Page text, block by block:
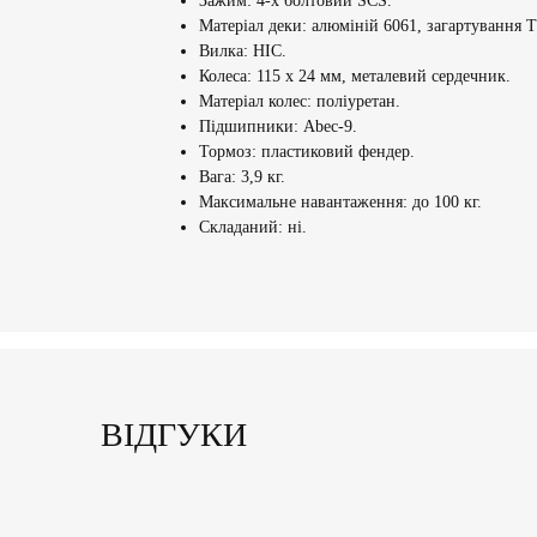
Матеріал деки: алюміній 6061, загартування
Вилка: HIC.
Колеса: 115 х 24 мм, металевий сердечник.
Матеріал колес: поліуретан.
Підшипники: Abec-9.
Тормоз: пластиковий фендер.
Вага: 3,9 кг.
Максимальне навантаження: до 100 кг.
Складаний: ні.
ВІДГУКИ